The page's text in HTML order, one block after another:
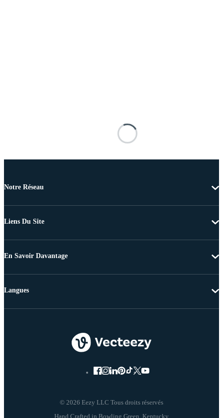
Notre Réseau
Liens Du Site
En Savoir Davantage
© 2026 Eezy LLC Tous droits réservés
Langues